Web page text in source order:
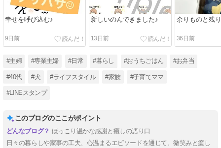
幸せを呼び込む♪
9日前
新しいのんできました♪
13日前
余りものと残
36日前
#主婦 #専業主婦 #日常 #暮らし #おうちごはん #お弁当
#40代 #犬 #ライフスタイル #家族 #子育てママ
#LINEスタンプ
このブログのここがポイント
ほっこり温かな感謝と癒しの語り口
日々の暮らしや家事の工夫、心温まるエピソードを通じて、微笑みと癒し